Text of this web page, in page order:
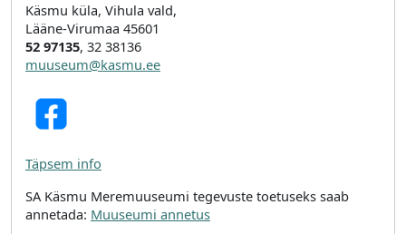
Käsmu küla, Vihula vald,
Lääne-Virumaa 45601
52 97135, 32 38136
muuseum@kasmu.ee
Täpsem info
SA Käsmu Meremuuseumi tegevuste toetuseks saab
annetada: Muuseumi annetus